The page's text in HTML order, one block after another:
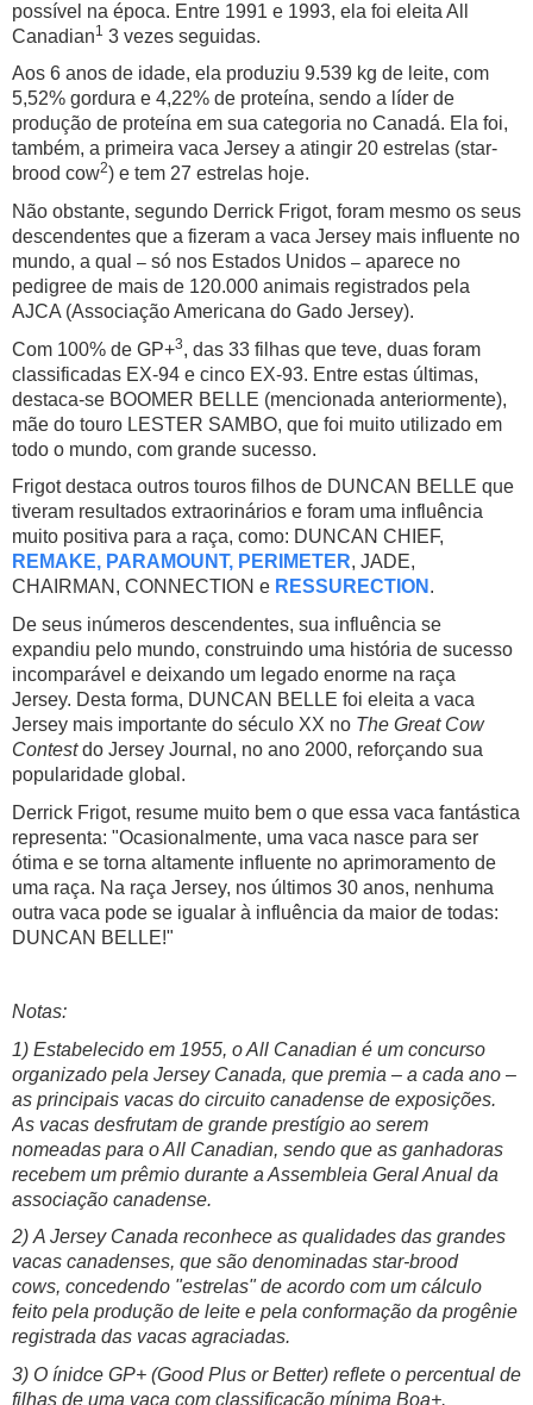
possível na época. Entre 1991 e 1993, ela foi eleita All
Canadian1 3 vezes seguidas.
Aos 6 anos de idade, ela produziu 9.539 kg de leite, com
5,52% gordura e 4,22% de proteína, sendo a líder de
produção de proteína em sua categoria no Canadá. Ela foi,
também, a primeira vaca Jersey a atingir 20 estrelas (star-
brood cow2) e tem 27 estrelas hoje.
Não obstante, segundo Derrick Frigot, foram mesmo os seus
descendentes que a fizeram a vaca Jersey mais influente no
mundo, a qual – só nos Estados Unidos – aparece no
pedigree de mais de 120.000 animais registrados pela
AJCA (Associação Americana do Gado Jersey).
Com 100% de GP+3, das 33 filhas que teve, duas foram
classificadas EX-94 e cinco EX-93. Entre estas últimas,
destaca-se BOOMER BELLE (mencionada anteriormente),
mãe do touro LESTER SAMBO, que foi muito utilizado em
todo o mundo, com grande sucesso.
Frigot destaca outros touros filhos de DUNCAN BELLE que
tiveram resultados extraorinários e foram uma influência
muito positiva para a raça, como: DUNCAN CHIEF,
REMAKE, PARAMOUNT, PERIMETER, JADE,
CHAIRMAN, CONNECTION e RESSURECTION .
De seus inúmeros descendentes, sua influência se
expandiu pelo mundo, construindo uma história de sucesso
incomparável e deixando um legado enorme na raça
Jersey. Desta forma, DUNCAN BELLE foi eleita a vaca
Jersey mais importante do século XX no The Great Cow
Contestdo Jersey Journal, no ano 2000, reforçando sua
popularidade global.
Derrick Frigot, resume muito bem o que essa vaca fantástica
representa: "Ocasionalmente, uma vaca nasce para ser
ótima e se torna altamente influente no aprimoramento de
uma raça. Na raça Jersey, nos últimos 30 anos, nenhuma
outra vaca pode se igualar à influência da maior de todas:
DUNCAN BELLE!"
Notas:
1) Estabelecido em 1955, o All Canadian é um concurso
organizado pela Jersey Canada, que premia – a cada ano –
as principais vacas do circuito canadense de exposições.
As vacas desfrutam de grande prestígio ao serem
nomeadas para o All Canadian, sendo que as ganhadoras
recebem um prêmio durante a Assembleia Geral Anual da
associação canadense.
2) A Jersey Canada reconhece as qualidades das grandes
vacas canadenses, que são denominadas star-brood
cows, concedendo "estrelas" de acordo com um cálculo
feito pela produção de leite e pela conformação da progênie
registrada das vacas agraciadas.
3) O ínidce GP+ (Good Plus or Better) reflete o percentual de
filhas de uma vaca com classificação mínima Boa+.